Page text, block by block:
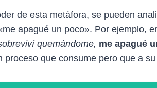
de esta metáfora, se pueden
apagué un poco». Por ejemplo,
quemándome, me apagué
proceso que consume pero que a